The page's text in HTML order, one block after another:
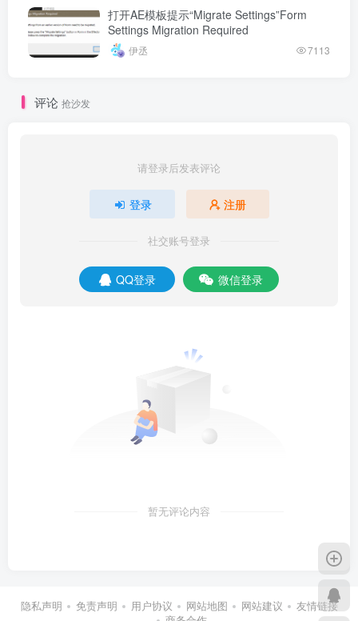
打开AE模板提示“Migrate Settings”Form
Settings Migration Required
伊丞 7113
评论 抢沙发
请登录后发表评论
登录 注册
社交账号登录
QQ登录 微信登录
暂无评论内容
隐私声明 免责声明 用户协议 网站地图 网站建议
友情链接